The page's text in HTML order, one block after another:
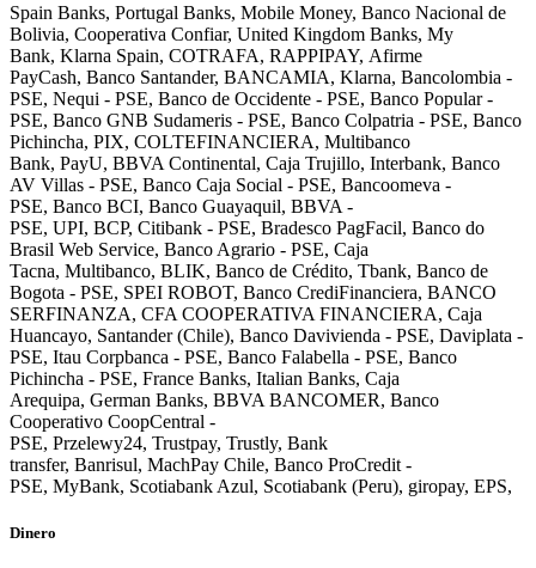
Spain Banks, Portugal Banks, Mobile Money, Banco Nacional de
Bolivia, Cooperativa Confiar, United Kingdom Banks, My
Bank, Klarna Spain, COTRAFA, RAPPIPAY, Afirme
PayCash, Banco Santander, BANCAMIA, Klarna, Bancolombia -
PSE, Nequi - PSE, Banco de Occidente - PSE, Banco Popular -
PSE, Banco GNB Sudameris - PSE, Banco Colpatria - PSE, Banco
Pichincha, PIX, COLTEFINANCIERA, Multibanco
Bank, PayU, BBVA Continental, Caja Trujillo, Interbank, Banco
AV Villas - PSE, Banco Caja Social - PSE, Bancoomeva -
PSE, Banco BCI, Banco Guayaquil, BBVA -
PSE, UPI, BCP, Citibank - PSE, Bradesco PagFacil, Banco do
Brasil Web Service, Banco Agrario - PSE, Caja
Tacna, Multibanco, BLIK, Banco de Crédito, Tbank, Banco de
Bogota - PSE, SPEI ROBOT, Banco CrediFinanciera, BANCO
SERFINANZA, CFA COOPERATIVA FINANCIERA, Caja
Huancayo, Santander (Chile), Banco Davivienda - PSE, Daviplata -
PSE, Itau Corpbanca - PSE, Banco Falabella - PSE, Banco
Pichincha - PSE, France Banks, Italian Banks, Caja
Arequipa, German Banks, BBVA BANCOMER, Banco
Cooperativo CoopCentral -
PSE, Przelewy24, Trustpay, Trustly, Bank
transfer, Banrisul, MachPay Chile, Banco ProCredit -
PSE, MyBank, Scotiabank Azul, Scotiabank (Peru), giropay, EPS,
Dinero